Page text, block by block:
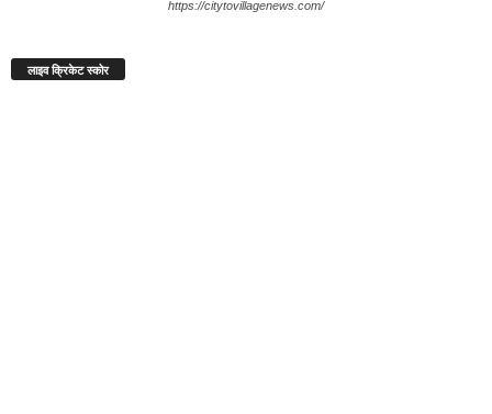
https://citytovillagenews.com/
लाइव क्रिकेट स्कोर